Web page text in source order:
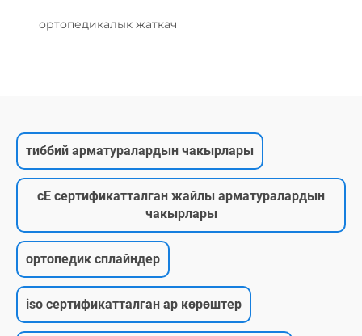
ортопедикалык жаткач
тиббий арматуралардын чакырлары
cE сертификатталган жайлы арматуралардын
чакырлары
ортопедик сплайндер
iso сертификатталган ар көрөштер